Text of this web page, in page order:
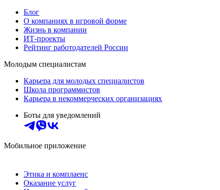
Блог
О компаниях в игровой форме
Жизнь в компании
ИТ-проекты
Рейтинг работодателей России
Молодым специалистам
Карьера для молодых специалистов
Школа программистов
Карьера в некоммерческих организациях
Боты для уведомлений
Мобильное приложение
Этика и комплаенс
Оказание услуг